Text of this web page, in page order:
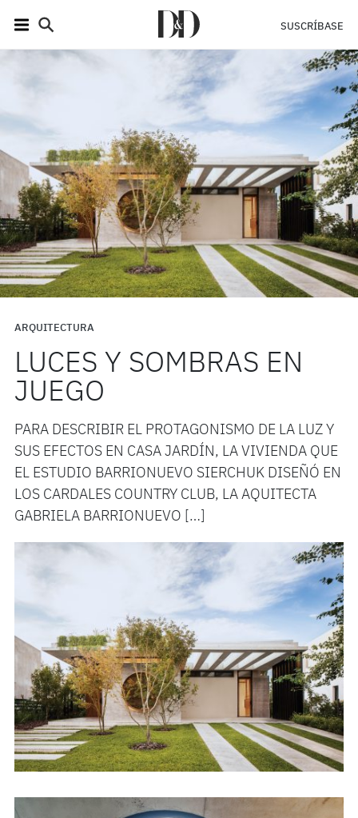
SUSCRÍBASE
ARQUITECTURA
LUCES Y SOMBRAS EN
JUEGO
PARA DESCRIBIR EL PROTAGONISMO DE LA LUZ Y
SUS EFECTOS EN CASA JARDÍN, LA VIVIENDA QUE
EL ESTUDIO BARRIONUEVO SIERCHUK DISEÑÓ EN
LOS CARDALES COUNTRY CLUB, LA AQUITECTA
GABRIELA BARRIONUEVO […]